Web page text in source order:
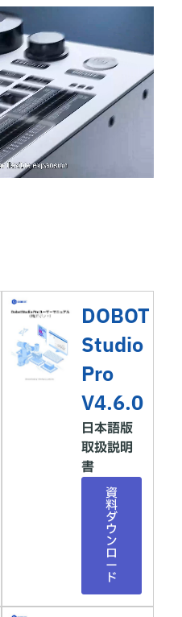
DOBOT
Studio
Pro
V4.6.0
日本語版
取扱説明
書
資
料
ダ
ウ
ン
ロ
ー
ド